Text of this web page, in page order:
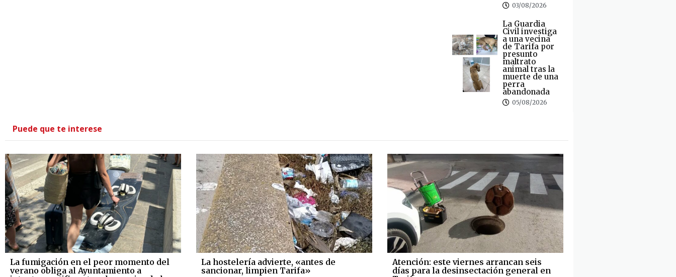
03/08/2026
La Guardia
Civil investiga
a una vecina
de Tarifa por
presunto
maltrato
animal tras la
muerte de una
perra
abandonada
05/08/2026
Puede que te interese
La fumigación en el peor momento del
verano obliga al Ayuntamiento a
La hostelería advierte, «antes de
sancionar, limpien Tarifa»
Atención: este viernes arrancan seis
días para la desinsectación general en